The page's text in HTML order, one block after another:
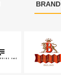
BRAND